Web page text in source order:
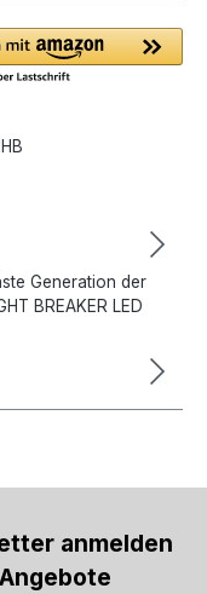
Generation der
BREAKER LED
anmelden